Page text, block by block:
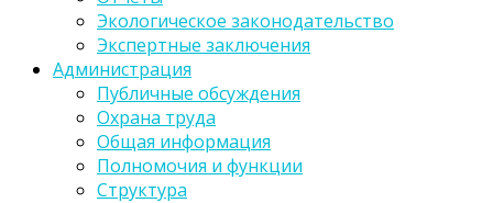
Экологическое законодательство
Экспертные заключения
Администрация
Публичные обсуждения
Охрана труда
Общая информация
Полномочия и функции
Структура